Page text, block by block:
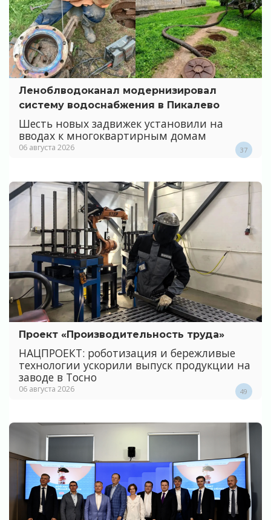
Леноблводоканал модернизировал
систему водоснабжения в Пикалево
Шесть новых задвижек установили на
вводах к многоквартирным домам
06 августа 2026 37
Проект «Производительность труда»
НАЦПРОЕКТ: роботизация и бережливые
технологии ускорили выпуск продукции на
заводе в Тосно
06 августа 2026 49